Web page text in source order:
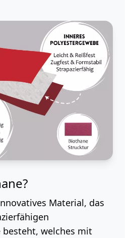
Material, das
besteht, welches mit